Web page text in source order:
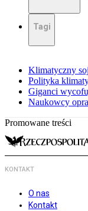
Tagi
Klimatyczny
Polityka
Giganci
Naukowcy
Promowane treści
KONTAKT
O nas
Kontakt